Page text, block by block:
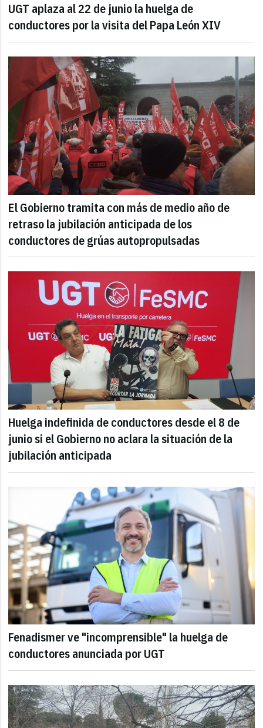
UGT aplaza al 22 de junio la huelga de
conductores por la visita del Papa León XIV
El Gobierno tramita con más de medio año de
retraso la jubilación anticipada de los
conductores de grúas autopropulsadas
Huelga indefinida de conductores desde el 8 de
junio si el Gobierno no aclara la situación de la
jubilación anticipada
Fenadismer ve "incomprensible" la huelga de
conductores anunciada por UGT